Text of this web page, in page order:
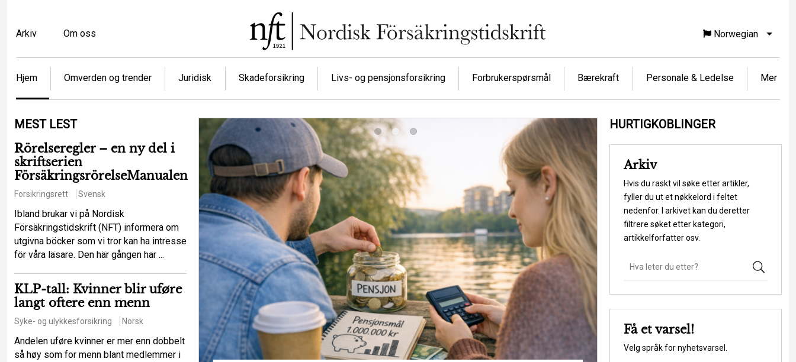
hovedinnhold
Top
menu
Arkiv Om oss Norwegian List
Article
categories
Hjem Omverden og trender Juridisk Skadeforsikring Livs- og pensjonsforsikring Forbrukerspørsmål Bærekraft Personale & Ledelse Mer
MEST LEST
Rörelseregler – en ny del i
skriftserien
FörsäkringsrörelseManualen
Forsikringsrett Svensk
Ibland brukar vi på Nordisk
Försäkringstidskrift (NFT) informera om
utgivna böcker som vi tror kan ha intresse
för våra läsare. Den här gången har ...
KLP-tall: Kvinner blir uføre
langt oftere enn menn
Syke- og ulykkesforsikring Norsk
Andelen uføre kvinner er mer enn dobbelt
så høy som for menn blant medlemmer i
HURTIGKOBLINGER
Arkiv
Hvis du raskt vil søke etter artikler,
fyller du ut et nøkkelord i feltet
nedenfor. I arkivet kan du deretter
filtrere søket etter kategori,
artikkelforfatter osv.
Få et varsel!
Velg språk for nyhetsvarsel.